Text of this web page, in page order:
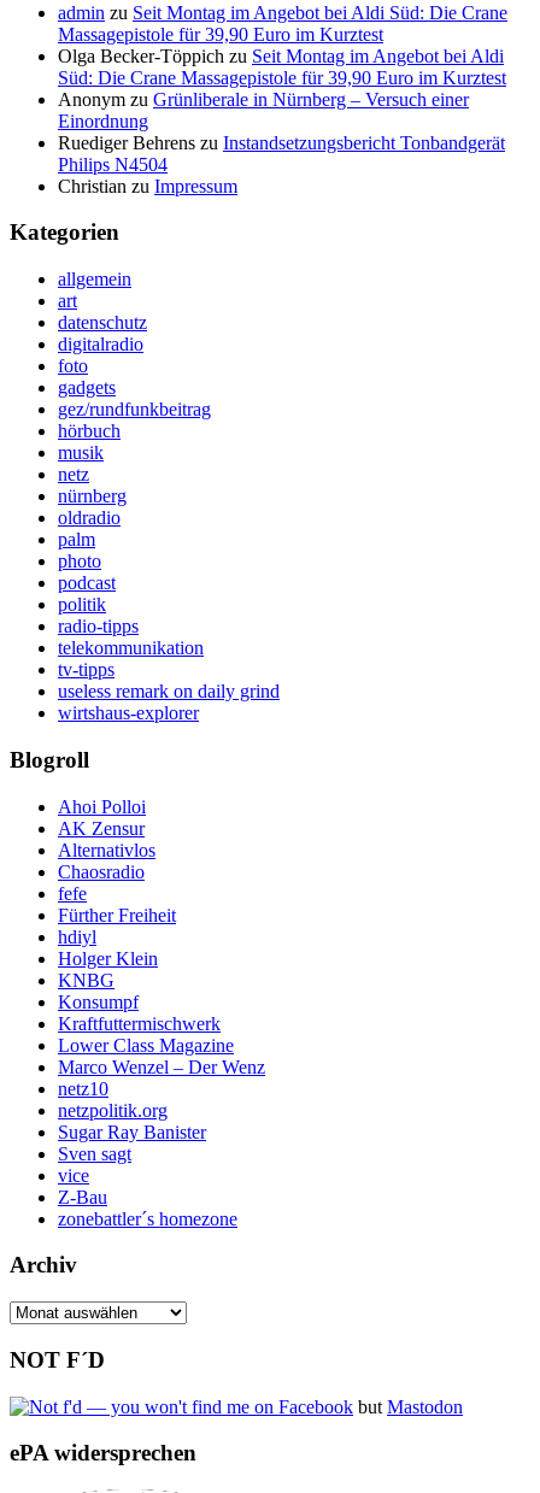
admin zu Seit Montag im Angebot bei Aldi Süd: Die Crane
Massagepistole für 39,90 Euro im Kurztest
Olga Becker-Töppich zu Seit Montag im Angebot bei Aldi
Süd: Die Crane Massagepistole für 39,90 Euro im Kurztest
Anonym zu Grünliberale in Nürnberg – Versuch einer
Einordnung
Ruediger Behrens zu Instandsetzungsbericht Tonbandgerät
Philips N4504
Christian zu Impressum
Kategorien
allgemein
art
datenschutz
digitalradio
foto
gadgets
gez/rundfunkbeitrag
hörbuch
musik
netz
nürnberg
oldradio
palm
photo
podcast
politik
radio-tipps
telekommunikation
tv-tipps
useless remark on daily grind
wirtshaus-explorer
Blogroll
Ahoi Polloi
AK Zensur
Alternativlos
Chaosradio
fefe
Fürther Freiheit
hdiyl
Holger Klein
KNBG
Konsumpf
Kraftfuttermischwerk
Lower Class Magazine
Marco Wenzel – Der Wenz
netz10
netzpolitik.org
Sugar Ray Banister
Sven sagt
vice
Z-Bau
zonebattler´s homezone
Archiv
Archiv
NOT F´D
but Mastodon
ePA widersprechen